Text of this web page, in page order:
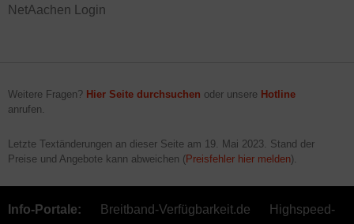
NetAachen Login
Weitere Fragen? Hier Seite durchsuchen oder unsere Hotline
anrufen.
Letzte Textänderungen an dieser Seite am 19. Mai 2023. Stand der
Preise und Angebote kann abweichen (Preisfehler hier melden).
Info-Portale: Breitband-Verfügbarkeit.de Highspeed-